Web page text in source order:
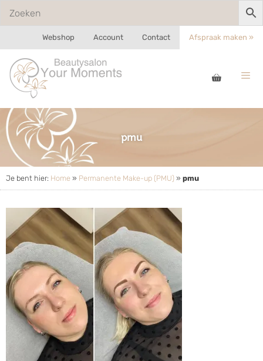
Webshop Account Contact Afspraak maken »
pmu
Je bent hier: Home » Permanente Make-up (PMU) » pmu